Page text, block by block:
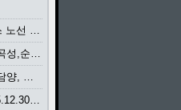
남도한바퀴 - 광주·전남 여행 버스 노선 (2026.3.1~5.31)
유스퀘어 광주종합버스터미널 - 곡성,순천／화순,보성,율포 방면 시외버스 시간표 (2026.1.31)
유스퀘어 광주종합버스터미널 - 담양, 순창, 남원, 무주, 장수, 거창, 대구 방면 시외버스 시간표 (2026...
아산역 장항선 열차 시간표 (2025.12.30 기준) (무궁화호, ITX-마음, 새마을호, 서해금빛열차)